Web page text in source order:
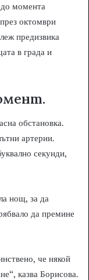
момента
октомври
предизвика
в града и
обстановка.
артерии.
секунди,
нощ, за да
да премине
че някой
казва Борисова.